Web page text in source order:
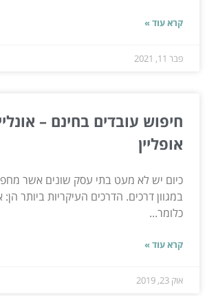
קרא עוד »
פבר 11, 2021
אופליין
כיום יש לא מעט בתי עסק שונים אשר
במגוון דרכים. הדרכים העיקריות ביותר הן:
כלומר...
קרא עוד »
אוק 23, 2019